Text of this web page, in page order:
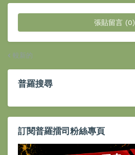
張貼留言 (0)
較新的
普羅搜尋
訂閱普羅擂司粉絲專頁